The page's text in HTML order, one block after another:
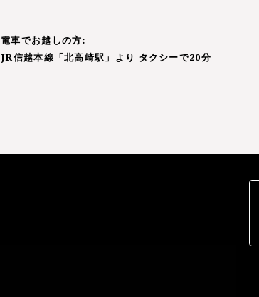
電車でお越しの方:
JR信越本線「北高崎駅」より タクシーで20分